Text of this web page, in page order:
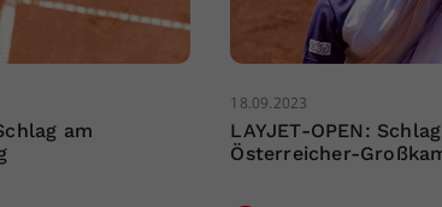
am
18.09.2023
LAYJET-OPEN:
Österreicher-